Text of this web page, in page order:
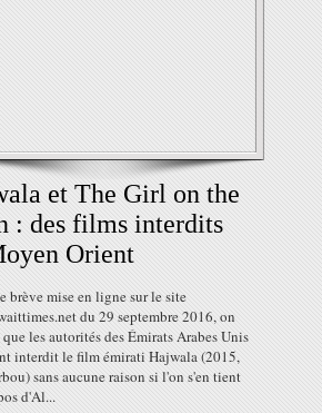
et The Girl on the
: des films interdits
Orient
brève mise en ligne sur le site
du 29 septembre 2016, on
les autorités des Émirats Arabes Unis
interdit le film émirati Hajwala (2015,
sans aucune raison si l'on s'en tient
d'Al...